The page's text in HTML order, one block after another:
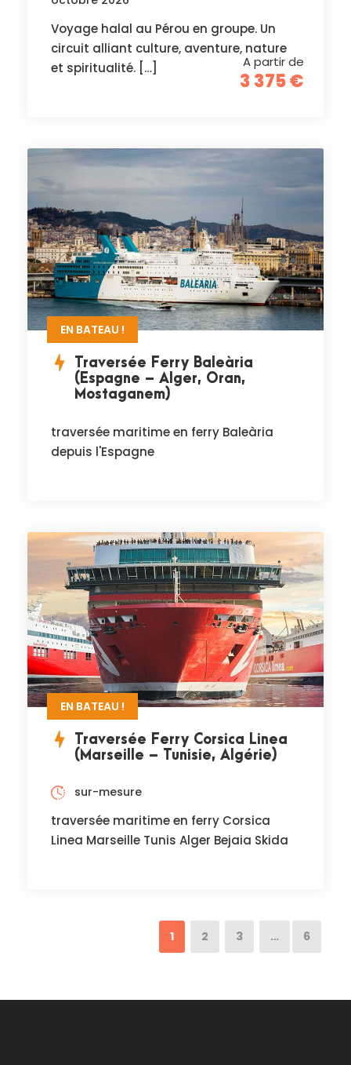
A partir de
3 375 €
Voyage halal au Pérou en groupe. Un
circuit alliant culture, aventure, nature
et spiritualité. […]
EN BATEAU !
Traversée Ferry Baleària
(Espagne – Alger, Oran,
Mostaganem)
traversée maritime en ferry Baleària
depuis l'Espagne
EN BATEAU !
Traversée Ferry Corsica Linea
(Marseille – Tunisie, Algérie)
sur-mesure
traversée maritime en ferry Corsica
Linea Marseille Tunis Alger Bejaia Skida
1 2 3 … 6